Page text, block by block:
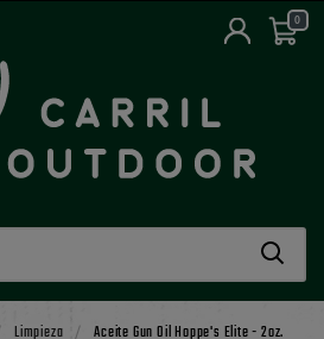
0
Limpieza Aceite Gun Oil Hoppe's Elite - 2oz.